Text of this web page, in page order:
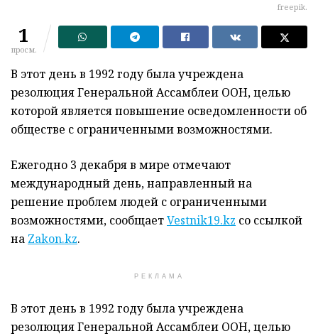
freepik.
1
просм.
В этот день в 1992 году была учреждена
резолюция Генеральной Ассамблеи ООН, целью
которой является повышение осведомленности об
обществе с ограниченными возможностями.
Ежегодно 3 декабря в мире отмечают
международный день, направленный на
решение проблем людей с ограниченными
возможностями, сообщаетVestnik19.kz со ссылкой
на Zakon.kz.
РЕКЛАМА
В этот день в 1992 году была учреждена
резолюция Генеральной Ассамблеи ООН, целью